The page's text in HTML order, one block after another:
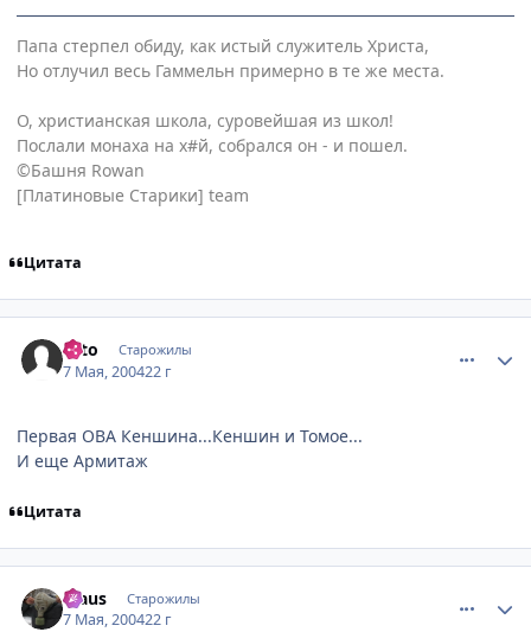
Папа стерпел обиду, как истый служитель Христа,
Но отлучил весь Гаммельн примерно в те же места.
О, христианская школа, суровейшая из школ!
Послали монаха на х#й, собрался он - и пошел.
©Башня Rowan
[Платиновые Старики] team
Цитата
Hito Старожилы
7 Мая, 200422 г
Первая ОВА Кеншина...Кеншин и Томое...
И еще Армитаж
Цитата
klaus Старожилы
7 Мая, 200422 г